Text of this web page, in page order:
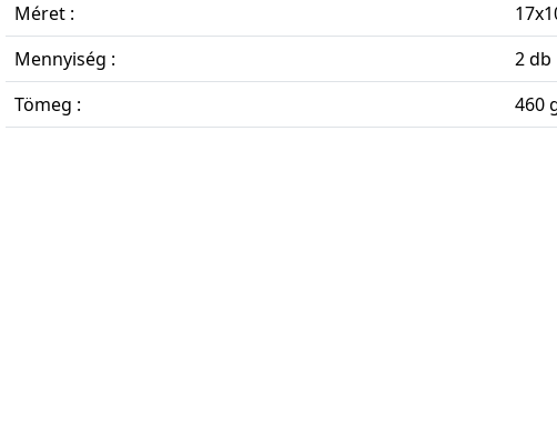
Méret :
Mennyiség :
2 db
Tömeg :
460